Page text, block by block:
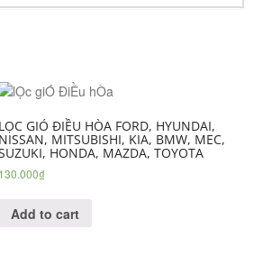
LỌC GIÓ ĐIỀU HÒA FORD, HYUNDAI,
NISSAN, MITSUBISHI, KIA, BMW, MEC,
HONDA, MAZDA, TOYOTA
130.000₫
Add to cart